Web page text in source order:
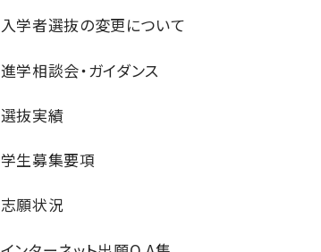
入学者選抜の変更について
進学相談会・ガイダンス
選抜実績
学生募集要項
志願状況